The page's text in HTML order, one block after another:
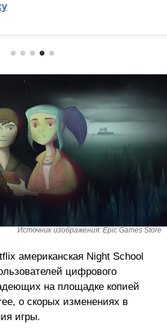
Источник изображения: Epic Games Store
американская Night School
цифрового
на площадке копией
о скорых изменениях в
игры.